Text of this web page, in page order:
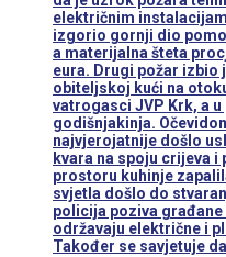
električnim
izgorio gornji dio
a materijalna šteta
eura. Drugi požar izbio
obiteljskoj kući na
vatrogasci JVP Krk, a
godišnjakinja.
najvjerojatnije došlo
kvara na spoju crijeva
prostoru kuhinje
svjetla došlo do
policija poziva
održavaju električne i
Također se savjetuje